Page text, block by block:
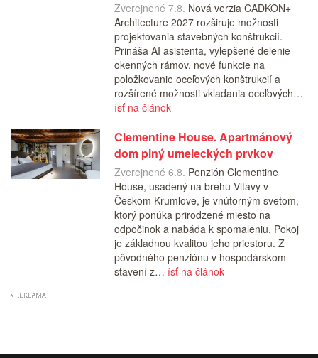
Zverejnené 7.8. Nová verzia CADKON+
Architecture 2027 rozširuje možnosti
projektovania stavebných konštrukcií.
Prináša AI asistenta, vylepšené delenie
okenných rámov, nové funkcie na
položkovanie oceľových konštrukcií a
rozšírené možnosti vkladania oceľových…
ísť na článok
Clementine House. Apartmánový
dom plný umeleckých prvkov
Zverejnené 6.8. Penzión Clementine
House, usadený na brehu Vltavy v
Českom Krumlove, je vnútorným svetom,
ktorý ponúka prirodzené miesto na
odpočinok a nabáda k spomaleniu. Pokoj
je základnou kvalitou jeho priestoru. Z
pôvodného penziónu v hospodárskom
stavení z… ísť na článok